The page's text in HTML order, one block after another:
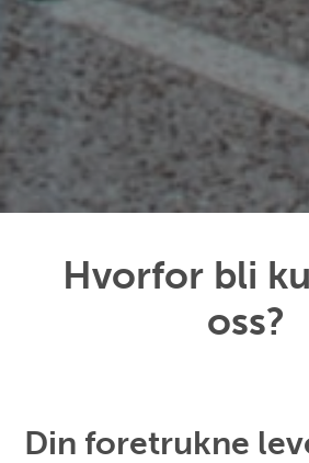
Hvorfor bli
oss?
Din foretrukne